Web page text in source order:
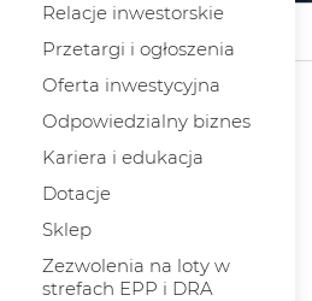
Relacje inwestorskie
Przetargi i ogłoszenia
Oferta inwestycyjna
Odpowiedzialny biznes
Kariera i edukacja
Dotacje
Sklep
Zezwolenia na loty w
strefach EPP i DRA